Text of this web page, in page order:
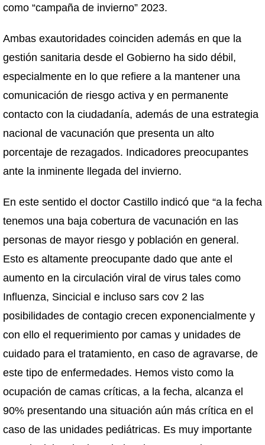
como “campaña de invierno” 2023.
Ambas exautoridades coinciden además en que la
gestión sanitaria desde el Gobierno ha sido débil,
especialmente en lo que refiere a la mantener una
comunicación de riesgo activa y en permanente
contacto con la ciudadanía, además de una estrategia
nacional de vacunación que presenta un alto
porcentaje de rezagados. Indicadores preocupantes
ante la inminente llegada del invierno.
En este sentido el doctor Castillo indicó que “a la fecha
tenemos una baja cobertura de vacunación en las
personas de mayor riesgo y población en general.
Esto es altamente preocupante dado que ante el
aumento en la circulación viral de virus tales como
Influenza, Sincicial e incluso sars cov 2 las
posibilidades de contagio crecen exponencialmente y
con ello el requerimiento por camas y unidades de
cuidado para el tratamiento, en caso de agravarse, de
este tipo de enfermedades. Hemos visto como la
ocupación de camas críticas, a la fecha, alcanza el
90% presentando una situación aún más crítica en el
caso de las unidades pediátricas. Es muy importante